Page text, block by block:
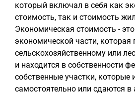
который включал в себя как
стоимость, так и стоимость
Экономическая стоимость -
экономической части, которая
сельскохозяйственному или
и находится в собственности
собственные участки, которые
самостоятельно или сдаются в